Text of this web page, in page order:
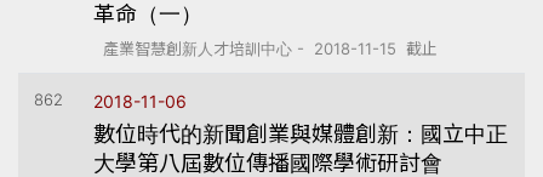
革命（一）
產業智慧創新人才培訓中心 - 2018-11-15 截止
862 2018-11-06
數位時代的新聞創業與媒體創新：國立中正
大學第八屆數位傳播國際學術研討會